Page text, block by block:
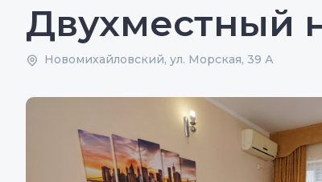
Двухместный
Новомихайловский, ул. Морская, 39 А